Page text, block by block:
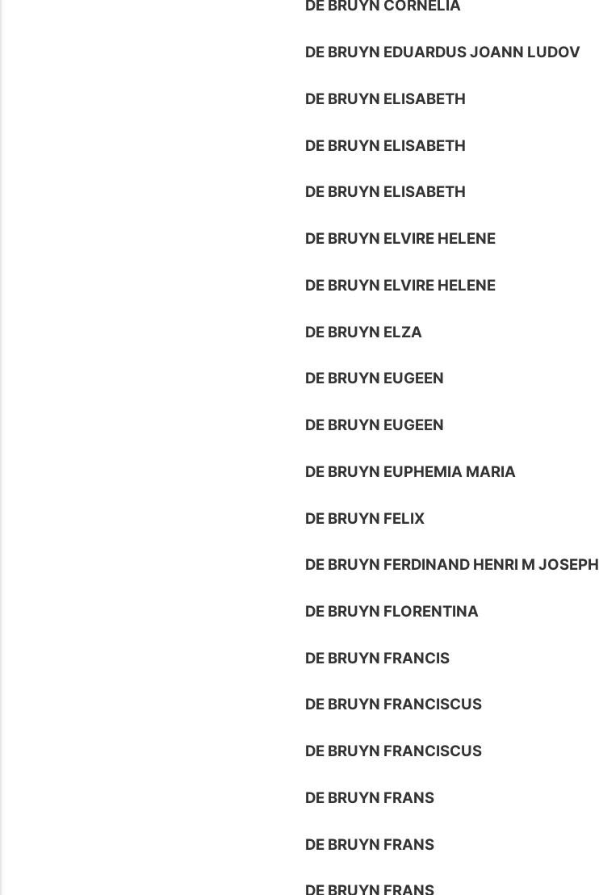
DE BRUYN CORNELIA
DE BRUYN EDUARDUS JOANN LUDOV
DE BRUYN ELISABETH
DE BRUYN ELISABETH
DE BRUYN ELISABETH
DE BRUYN ELVIRE HELENE
DE BRUYN ELVIRE HELENE
DE BRUYN ELZA
DE BRUYN EUGEEN
DE BRUYN EUGEEN
DE BRUYN EUPHEMIA MARIA
DE BRUYN FELIX
DE BRUYN FERDINAND HENRI M JOSEPH
DE BRUYN FLORENTINA
DE BRUYN FRANCIS
DE BRUYN FRANCISCUS
DE BRUYN FRANCISCUS
DE BRUYN FRANS
DE BRUYN FRANS
DE BRUYN FRANS